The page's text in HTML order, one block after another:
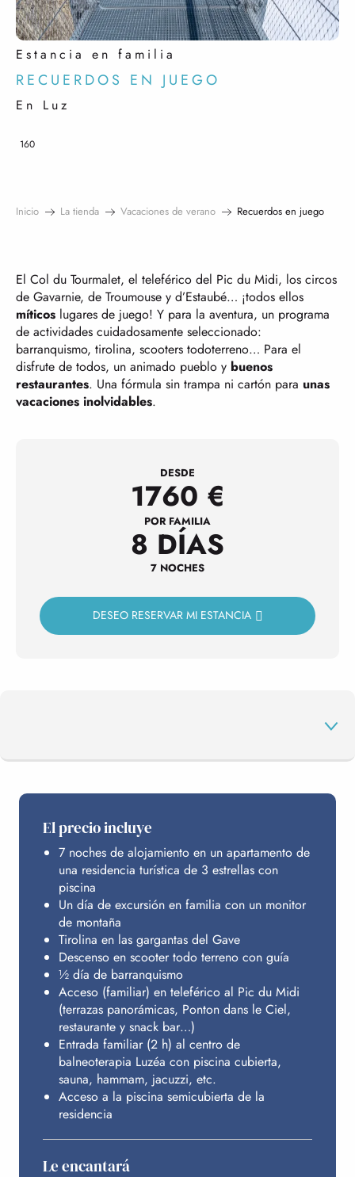
Estancia en familia
RECUERDOS EN JUEGO
En Luz
160
Inicio La tienda Vacaciones de verano Recuerdos en juego
El Col du Tourmalet, el teleférico del Pic du Midi, los circos
de Gavarnie, de Troumouse y d’Estaubé… ¡todos ellos
míticos lugares de juego! Y para la aventura, un programa
de actividades cuidadosamente seleccionado:
barranquismo, tirolina, scooters todoterreno… Para el
disfrute de todos, un animado pueblo y buenos
restaurantes. Una fórmula sin trampa ni cartón para unas
vacaciones inolvidables.
DESDE
1760 €
POR FAMILIA
8 DÍAS
7 NOCHES
DESEO RESERVAR MI ESTANCIA
PIC DU MIDI
ALOJAMIENTO
PRESUPUESTO
El precio incluye
7 noches de alojamiento en un apartamento de
una residencia turística de 3 estrellas con
piscina
Un día de excursión en familia con un monitor
de montaña
Tirolina en las gargantas del Gave
Descenso en scooter todo terreno con guía
½ día de barranquismo
Acceso (familiar) en teleférico al Pic du Midi
(terrazas panorámicas, Ponton dans le Ciel,
restaurante y snack bar…)
Entrada familiar (2 h) al centro de
balneoterapia Luzéa con piscina cubierta,
sauna, hammam, jacuzzi, etc.
Acceso a la piscina semicubierta de la
residencia
Le encantará